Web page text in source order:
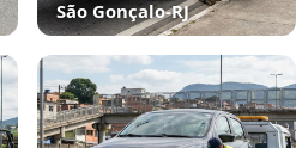
São Gonçalo‑RJ